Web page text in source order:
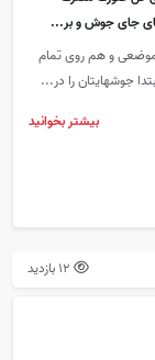
جای جوش و بر...
موضعی و هم روی تمام
جوشهایتان را در...
بیشتر بخوانید